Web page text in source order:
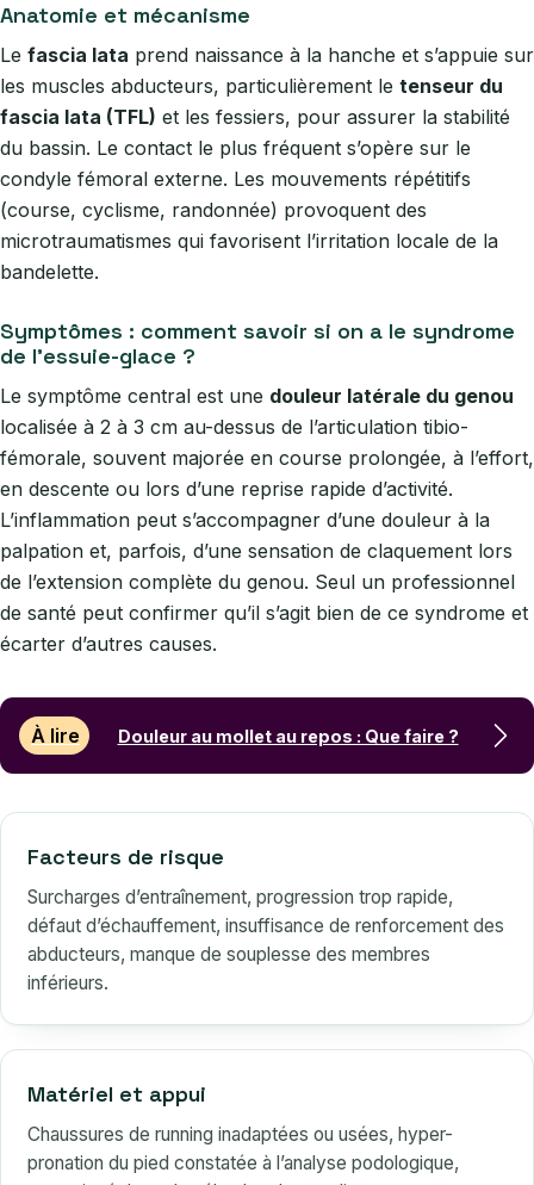
Anatomie et mécanisme
Le fascia lata prend naissance à la hanche et s’appuie sur
les muscles abducteurs, particulièrement le tenseur du
fascia lata (TFL) et les fessiers, pour assurer la stabilité
du bassin. Le contact le plus fréquent s’opère sur le
condyle fémoral externe. Les mouvements répétitifs
(course, cyclisme, randonnée) provoquent des
microtraumatismes qui favorisent l’irritation locale de la
bandelette.
Symptômes : comment savoir si on a le syndrome
de l’essuie-glace ?
Le symptôme central est une douleur latérale du genou
localisée à 2 à 3 cm au-dessus de l’articulation tibio-
fémorale, souvent majorée en course prolongée, à l’effort,
en descente ou lors d’une reprise rapide d’activité.
L’inflammation peut s’accompagner d’une douleur à la
palpation et, parfois, d’une sensation de claquement lors
de l’extension complète du genou. Seul un professionnel
de santé peut confirmer qu’il s’agit bien de ce syndrome et
écarter d’autres causes.
À lire Douleur au mollet au repos : Que faire ?
Facteurs de risque
Surcharges d’entraînement, progression trop rapide,
défaut d’échauffement, insuffisance de renforcement des
abducteurs, manque de souplesse des membres
inférieurs.
Matériel et appui
Chaussures de running inadaptées ou usées, hyper-
pronation du pied constatée à l’analyse podologique,